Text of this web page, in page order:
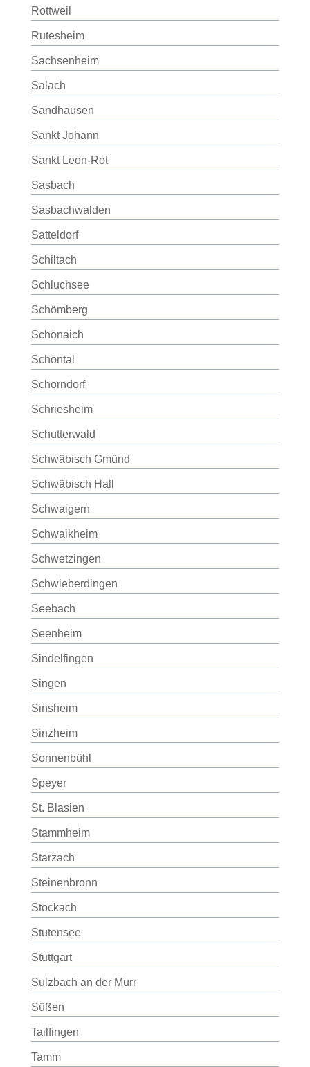
Rottweil
Rutesheim
Sachsenheim
Salach
Sandhausen
Sankt Johann
Sankt Leon-Rot
Sasbach
Sasbachwalden
Satteldorf
Schiltach
Schluchsee
Schömberg
Schönaich
Schöntal
Schorndorf
Schriesheim
Schutterwald
Schwäbisch Gmünd
Schwäbisch Hall
Schwaigern
Schwaikheim
Schwetzingen
Schwieberdingen
Seebach
Seenheim
Sindelfingen
Singen
Sinsheim
Sinzheim
Sonnenbühl
Speyer
St. Blasien
Stammheim
Starzach
Steinenbronn
Stockach
Stutensee
Stuttgart
Sulzbach an der Murr
Süßen
Tailfingen
Tamm